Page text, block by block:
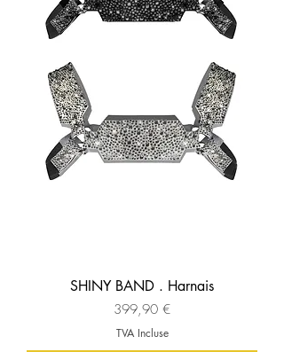
SHINY BAND . Harnais
Prix
399,90 €
TVA Incluse